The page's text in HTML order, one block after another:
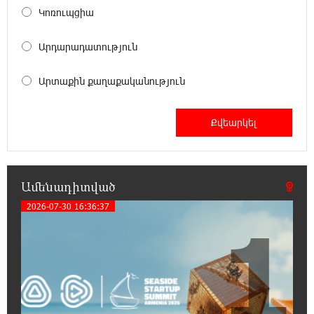
Գնաճային ռիսկերի, արտահանման
խնդիրների և աճի կայունության
Քաղաքական սուր կոնտրաստն ու
դիսբալանսը. «Փաստ»
Ինքնակամ կառույցները հաշվառելու
ընթացակարգում նոր փոփոխություններ
Ընտրություններն ավարտվեցին,
իշխանություններին էլ ոչինչ չի
հետաքրքրու՞մ. «Փաստ»
Կոռուպցիա
Արդարադատություն
Արտաքին քաղաքականություն
Ամենադիտված
2026-07-30 16:36:37
1